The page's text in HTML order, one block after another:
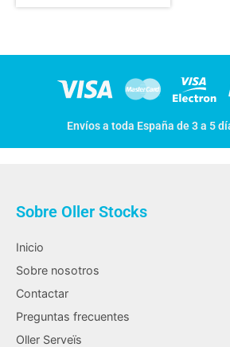
Envíos a toda España de 3 a 5
Sobre Oller Stocks
Inicio
Sobre nosotros
Contactar
Preguntas frecuentes
Oller Serveïs